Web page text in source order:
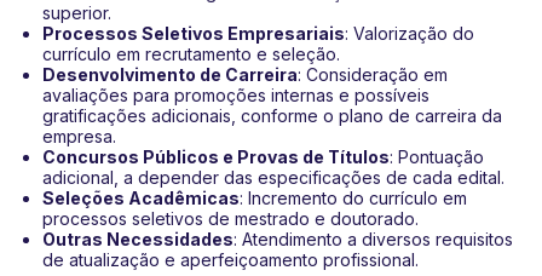
superior.
Processos Seletivos Empresariais: Valorização do
currículo em recrutamento e seleção.
Desenvolvimento de Carreira: Consideração em
avaliações para promoções internas e possíveis
gratificações adicionais, conforme o plano de carreira da
empresa.
Concursos Públicos e Provas de Títulos: Pontuação
adicional, a depender das especificações de cada edital.
Seleções Acadêmicas: Incremento do currículo em
processos seletivos de mestrado e doutorado.
Outras Necessidades: Atendimento a diversos requisitos
de atualização e aperfeiçoamento profissional.